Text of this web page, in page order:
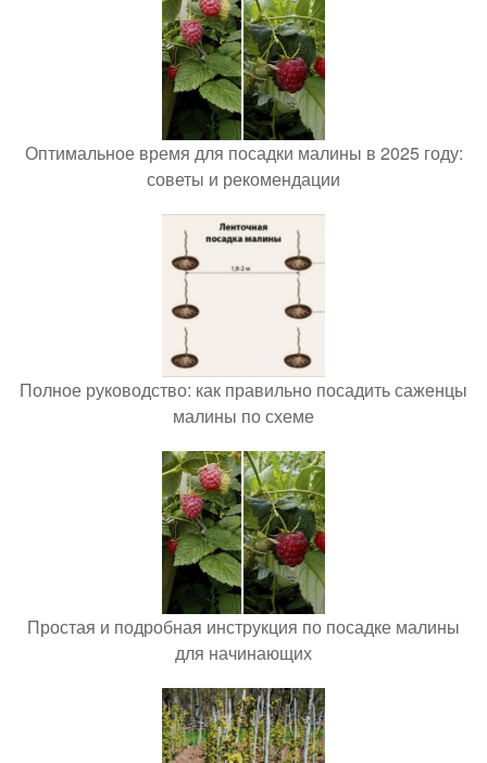
Оптимальное время для посадки малины в 2025 году:
советы и рекомендации
Полное руководство: как правильно посадить саженцы
малины по схеме
Простая и подробная инструкция по посадке малины
для начинающих